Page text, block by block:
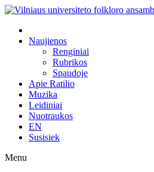
Naujienos
Renginiai
Rubrikos
Spaudoje
Apie Ratilio
Muzika
Leidiniai
Nuotraukos
EN
Susisiek
Menu